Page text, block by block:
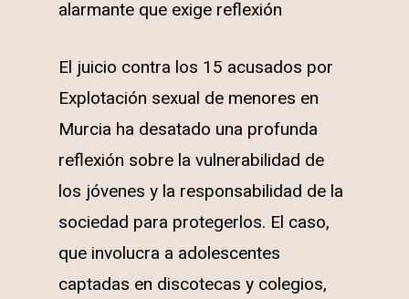
alarmante que exige reflexión
El juicio contra los 15 acusados por
Explotación sexual de menores en
Murcia ha desatado una profunda
reflexión sobre la vulnerabilidad de
los jóvenes y la responsabilidad de la
sociedad para protegerlos. El caso,
que involucra a adolescentes
captadas en discotecas y colegios,